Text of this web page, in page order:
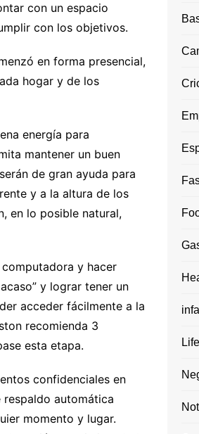
con un espacio
con los objetivos.
en forma presencial,
hogar y de los
energía para
mantener un buen
de gran ayuda para
y a la altura de los
en lo posible natural,
y hacer
y lograr tener un
acceder fácilmente a la
recomienda 3
esta etapa.
confidenciales en
automática
momento y lugar.